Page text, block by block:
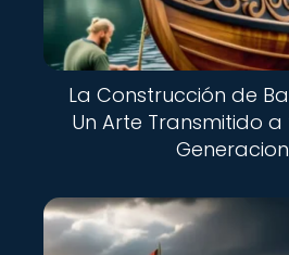
La Construcción de
Un Arte Transmitido